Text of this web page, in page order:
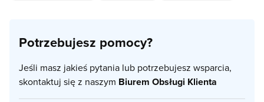
Potrzebujesz pomocy?
Jeśli masz jakieś pytania lub potrzebujesz wsparcia,
skontaktuj się z naszym Biurem Obsługi Klienta